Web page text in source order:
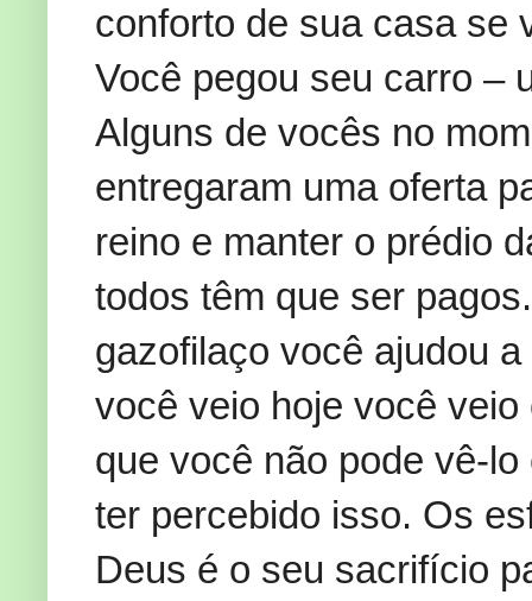
conforto de sua casa se
Você pegou seu carro –
Alguns de vocês no
entregaram uma oferta
reino e manter o prédio
todos têm que ser
gazofilaço você ajudou
você veio hoje você
que você não pode vê-
ter percebido isso. Os
Deus é o seu sacrifício